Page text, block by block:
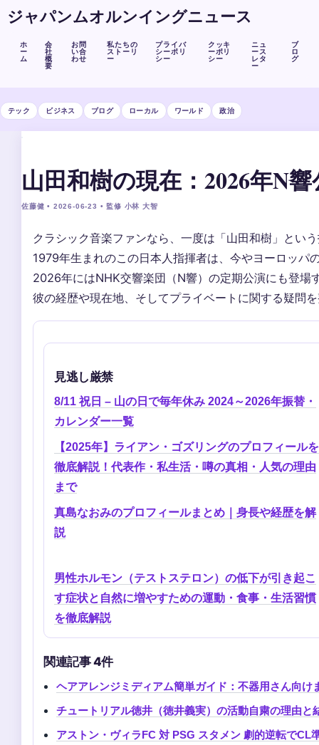
ジャパンムオルンイングニュース
ホ
ー
ム
会
社
概
要
お問
い合
わせ
私たちの
ストーリ
ー
プライバ
シーポリ
シー
クッキ
ーポリ
シー
ニュ
ース
レタ
ー
ブ
ロ
グ
テック ビジネス ブログ ローカル ワールド 政治
山田和樹の現在：2026年N
佐藤健 • 2026-06-23 • 監修 小林 大智
クラシック音楽ファンなら、一度は「山田和樹」とい
1979年生まれのこの日本人指揮者は、今やヨーロッパ
2026年にはNHK交響楽団（N響）の定期公演にも登
彼の経歴や現在地、そしてプライベートに関する疑問
見逃し厳禁
8/11 祝日 – 山の日で毎年休み 2024～2026年振替・
カレンダー一覧
【2025年】ライアン・ゴズリングのプロフィールを
徹底解説！代表作・私生活・噂の真相・人気の理由
まで
真島なおみのプロフィールまとめ｜身長や経歴を解
説
男性ホルモン（テストステロン）の低下が引き起こ
す症状と自然に増やすための運動・食事・生活習慣
を徹底解説
関連記事 4件
ヘアアレンジミディアム簡単ガイド：不器用さん向け
チュートリアル徳井（徳井義実）の活動自粛の理由
アストン・ヴィラFC 対 PSG スタメン 劇的逆転でCL